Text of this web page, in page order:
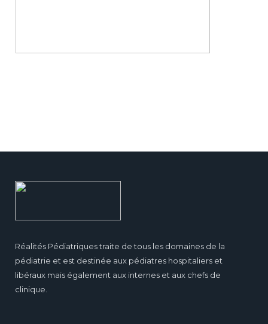
Réalités Pédiatriques traite de tous les domaines de la
pédiatrie et est destinée aux pédiatres hospitaliers et
libéraux mais également aux internes et aux chefs de
clinique.